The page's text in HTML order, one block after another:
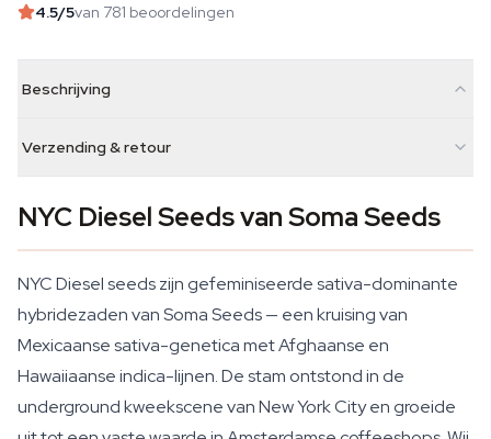
4.5/5van 781 beoordelingen
Beschrijving
Verzending & retour
NYC Diesel Seeds van Soma Seeds
NYC Diesel seeds zijn gefeminiseerde sativa-dominante
hybridezaden van Soma Seeds — een kruising van
Mexicaanse sativa-genetica met Afghaanse en
Hawaiiaanse indica-lijnen. De stam ontstond in de
underground kweekscene van New York City en groeide